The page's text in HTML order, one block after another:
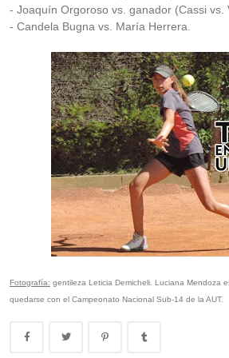
- Joaquín Orgoroso vs. ganador (Cassi vs.
- Candela Bugna vs. María Herrera.
Fotografía: gentileza Leticia Demicheli. Luciana Mendoza
quedarse con el Campeonato Nacional Sub-14 de la AUT.